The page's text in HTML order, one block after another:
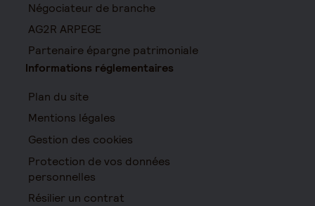
Négociateur de branche
AG2R ARPEGE
Partenaire épargne patrimoniale
Informations réglementaires
Plan du site
Mentions légales
Gestion des cookies
Protection de vos données
personnelles
Résilier un contrat